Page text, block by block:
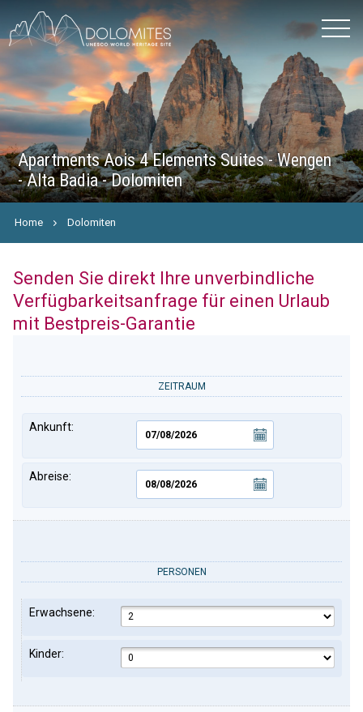
Apartments Aois 4 Elements Suites - Wengen
- Alta Badia - Dolomiten
Home Dolomiten
Senden Sie direkt Ihre unverbindliche
Verfügbarkeitsanfrage für einen Urlaub
mit Bestpreis-Garantie
ZEITRAUM
Ankunft:
Abreise:
PERSONEN
Erwachsene:
Kinder: